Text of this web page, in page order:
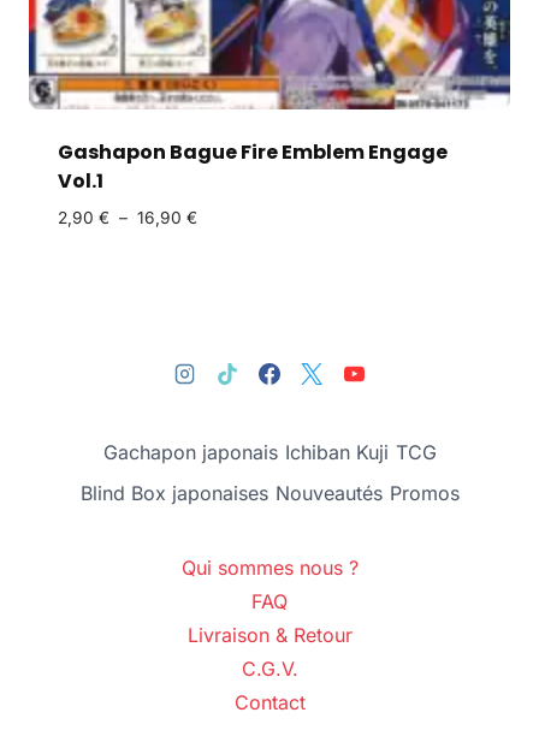
Gashapon Bague Fire Emblem Engage
Vol.1
2,90 € – 16,90 €
Gachapon japonais Ichiban Kuji TCG
Blind Box japonaises Nouveautés Promos
Qui sommes nous ?
FAQ
Livraison & Retour
C.G.V.
Contact